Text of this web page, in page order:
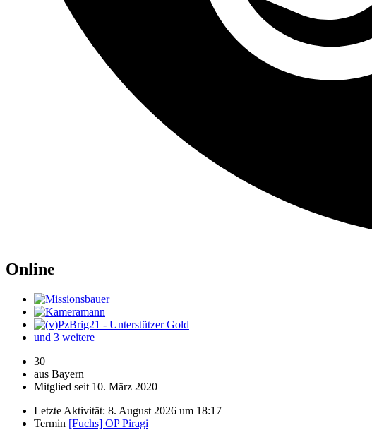
Online
und 3 weitere
30
aus Bayern
Mitglied seit 10. März 2020
Letzte Aktivität: 8. August 2026 um 18:17
Termin [Fuchs] OP Piragi